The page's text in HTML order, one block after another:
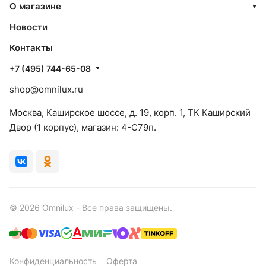
О магазине
Новости
Контакты
+7 (495) 744-65-08
shop@omnilux.ru
Москва, Каширское шоссе, д. 19, корп. 1, ТК Каширский
Двор (1 корпус), магазин: 4-C79п.
© 2026 Omnilux - Все права защищены.
Конфиденциальность Оферта